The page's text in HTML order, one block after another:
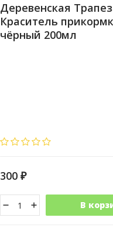
Деревенская
Краситель
чёрный 200мл
300 ₽
В